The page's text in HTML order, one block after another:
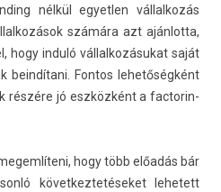
nélkül egyetl­en vál­lalkozás
számára azt aján­lotta,
hogy induló vál­lalkozásukat saját
beindítani. Fon­tos lehetőségként
részére jó eszközként a fac­torin­
hogy több előadás bár
követ­keztetéseket lehetett